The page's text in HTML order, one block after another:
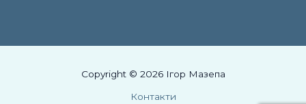
Copyright © 2026 Ігор Мазепа
Контакти